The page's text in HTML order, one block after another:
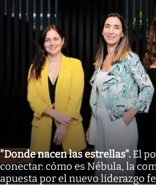
"Donde nacen las estrellas". El
conectar: cómo es Nébula, la
apuesta por el nuevo liderazgo